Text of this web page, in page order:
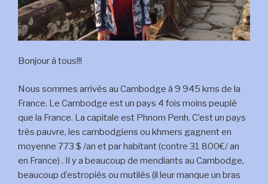
Bonjour à tous!!!
Nous sommes arrivés au Cambodge à 9 945 kms de la
France. Le Cambodge est un pays 4 fois moins peuplé
que la France. La capitale est Phnom Penh. C’est un pays
très pauvre, les cambodgiens ou khmers gagnent en
moyenne 773 $ /an et par habitant (contre 31 800€/ an
en France) . Il y a beaucoup de mendiants au Cambodge,
beaucoup d’estropiés ou mutilés (il leur manque un bras